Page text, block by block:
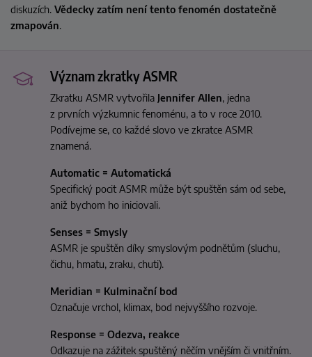
diskuzích. Vědecky zatím není tento fenomén dostatečně
zmapován.
Význam zkratky ASMR
Zkratku ASMR vytvořila Jennifer Allen, jedna
z prvních výzkumnic fenoménu, a to v roce 2010.
Podívejme se, co každé slovo ve zkratce ASMR
znamená.
Automatic = Automatická
Specifický pocit ASMR může být spuštěn sám od sebe,
aniž bychom ho iniciovali.
Senses = Smysly
ASMR je spuštěn díky smyslovým podnětům (sluchu,
čichu, hmatu, zraku, chuti).
Meridian = Kulminační bod
Označuje vrchol, klimax, bod nejvyššího rozvoje.
Response = Odezva, reakce
Odkazuje na zážitek spuštěný něčím vnějším či vnitřním.